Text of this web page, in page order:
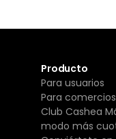
Producto
Para usuarios
Para comercios
Club Cashea
modo más